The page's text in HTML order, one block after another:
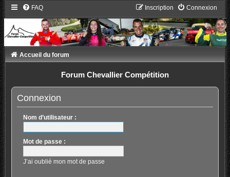
FAQ Connexion
Inscription
Accueil du forum
Forum Chevallier Compétition
Connexion
Nom d’utilisateur :
Mot de passe :
J’ai oublié mon mot de passe